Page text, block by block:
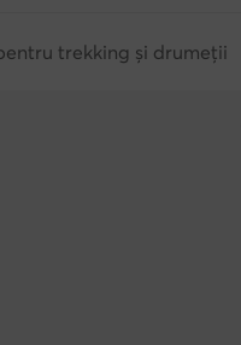
trekking și drumeții